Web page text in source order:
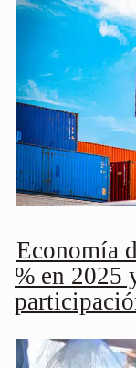
Economía
% en 2025